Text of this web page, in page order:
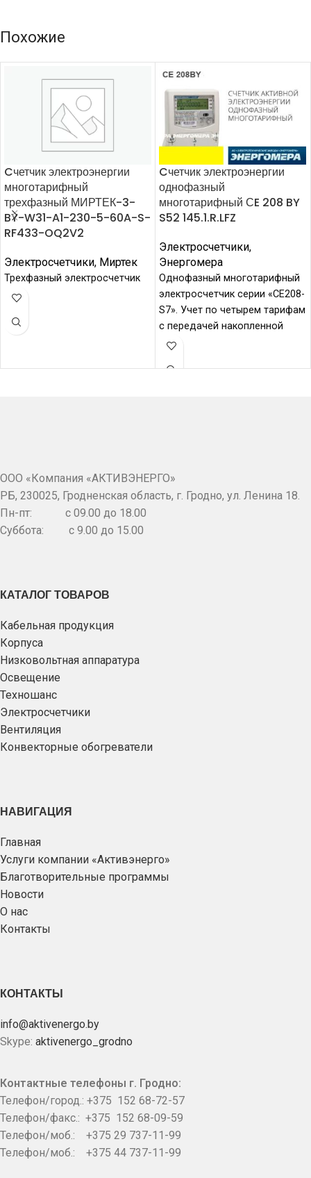
Похожие
Cчетчик электроэнергии
многотарифный
трехфазный МИРТЕК-3-
BY-W31-A1-230-5-60A-S-
RF433-OQ2V2
Электросчетчики, Миртек
Трехфазный электросчетчик
Cчетчик электроэнергии
однофазный
многотарифный СE 208 BY
S52 145.1.R.LFZ
Электросчетчики,
Энергомера
Однофазный многотарифный
электросчетчик серии «СЕ208-
S7». Учет по четырем тарифам
с передачей накопленной
информации через радио
ООО «Компания «АКТИВЭНЕРГО»
РБ, 230025, Гродненская область, г. Гродно, ул. Ленина 18.
Пн-пт: c 09.00 до 18.00
Суббота: с 9.00 до 15.00
КАТАЛОГ ТОВАРОВ
Кабельная продукция
Корпуса
Низковольтная аппаратура
Освещение
Техношанс
Электросчетчики
Вентиляция
Конвекторные обогреватели
НАВИГАЦИЯ
Главная
Услуги компании «Активэнерго»
Благотворительные программы
Новости
О нас
Контакты
КОНТАКТЫ
info@aktivenergo.by
Skype: aktivenergo_grodno
Контактные телефоны г. Гродно:
Телефон/город.: +375 152 68-72-57
Телефон/факс.: +375 152 68-09-59
Телефон/моб.: +375 29 737-11-99
Телефон/моб.: +375 44 737-11-99